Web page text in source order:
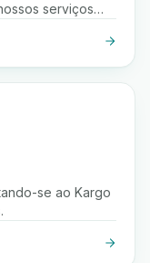
serviços
se ao Kargo